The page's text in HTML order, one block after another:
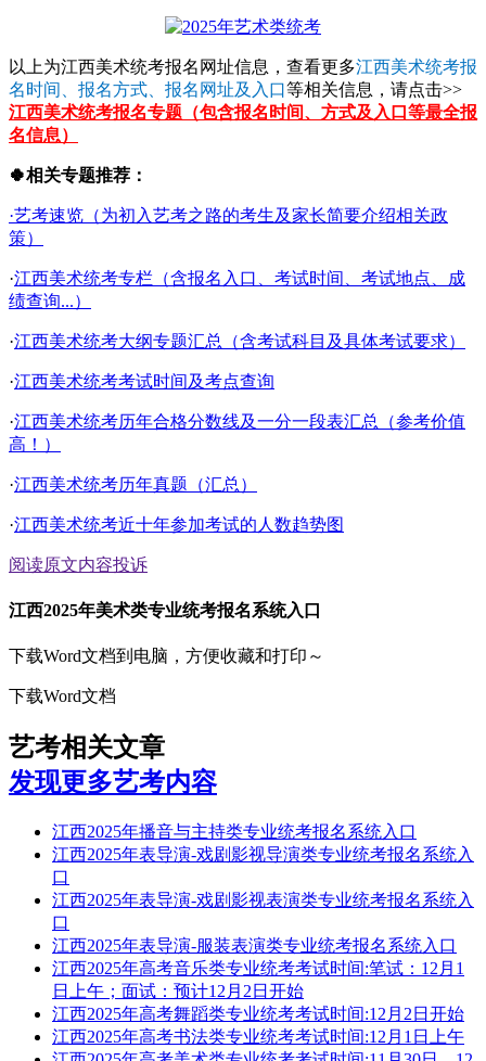
以上为江西美术统考报名网址信息，查看更多江西美术统考报
名时间、报名方式、报名网址及入口等相关信息，请点击>>
江西美术统考报名专题（包含报名时间、方式及入口等最全报
名信息）
🍀相关专题推荐：
·艺考速览（为初入艺考之路的考生及家长简要介绍相关政
策）
·江西美术统考专栏（含报名入口、考试时间、考试地点、成
绩查询...）
·江西美术统考大纲专题汇总（含考试科目及具体考试要求）
·江西美术统考考试时间及考点查询
·江西美术统考历年合格分数线及一分一段表汇总（参考价值
高！）
·江西美术统考历年真题（汇总）
·江西美术统考近十年参加考试的人数趋势图
阅读原文内容投诉
江西2025年美术类专业统考报名系统入口
下载Word文档到电脑，方便收藏和打印～
下载Word文档
艺考相关文章
发现更多艺考内容
江西2025年播音与主持类专业统考报名系统入口
江西2025年表导演-戏剧影视导演类专业统考报名系统入
口
江西2025年表导演-戏剧影视表演类专业统考报名系统入
口
江西2025年表导演-服装表演类专业统考报名系统入口
江西2025年高考音乐类专业统考考试时间:笔试：12月1
日上午；面试：预计12月2日开始
江西2025年高考舞蹈类专业统考考试时间:12月2日开始
江西2025年高考书法类专业统考考试时间:12月1日上午